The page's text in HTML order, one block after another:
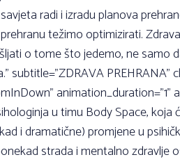
radi i izradu planova
težimo optimizirati.
o tome što jedemo, ne samo
subtitle=”ZDRAVA
animation_duration=”1”
u timu Body Space,
i dramatične) promjene u
strada i mentalno zdravlje